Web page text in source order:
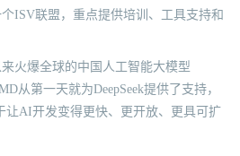
ISV联盟，重点提供培训、工具支持和
火爆全球的中国人工智能大模型
从第一天就为DeepSeek提供了支持，
让AI开发变得更快、更开放、更具可扩